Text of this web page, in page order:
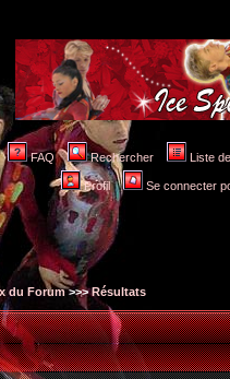
FAQ Rechercher Liste
Profil Se connecter
du Forum>>>Résultats